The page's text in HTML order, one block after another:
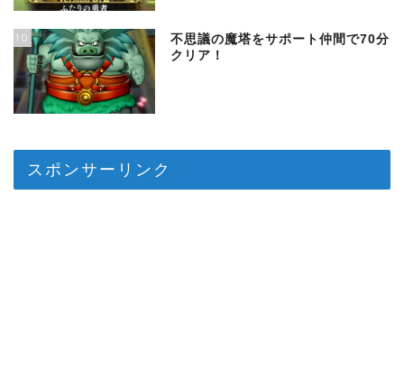
10
不思議の魔塔をサポート仲間で70分
クリア！
スポンサーリンク